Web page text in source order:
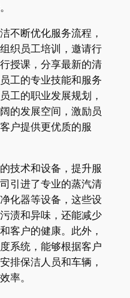
不断优化服务流程，
织员工培训，邀请行
授课，分享最新的清
工的专业技能和服务
工的职业发展规划，
的发展空间，激励员
户提供更优质的服
技术和设备，提升服
引进了专业的蒸汽清
化器等设备，这些设
渍和异味，还能减少
客户的健康。此外，
系统，能够根据客户
排保洁人员和车辆，
率。